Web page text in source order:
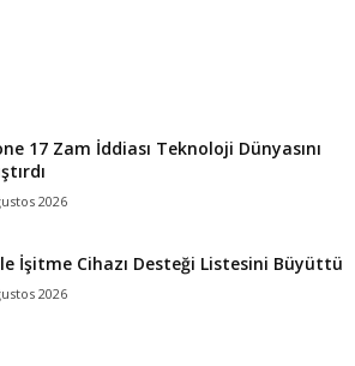
17 Zam İddiası Teknoloji Dünyasını
2026
İşitme Cihazı Desteği Listesini Büyüttü
2026